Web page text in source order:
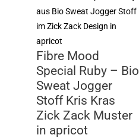
Fibre Mood
Special Ruby – Bio
Sweat Jogger
Stoff Kris Kras
Zick Zack Muster
in apricot